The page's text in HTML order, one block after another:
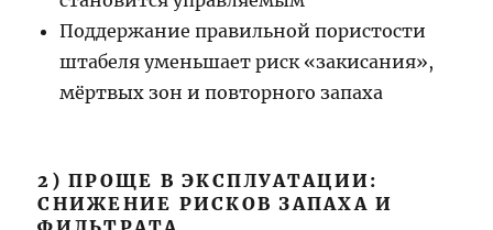
Поддержание правильной пористости
штабеля уменьшает риск «закисания»,
мёртвых зон и повторного запаха
2) ПРОЩЕ В ЭКСПЛУАТАЦИИ:
СНИЖЕНИЕ РИСКОВ ЗАПАХА И